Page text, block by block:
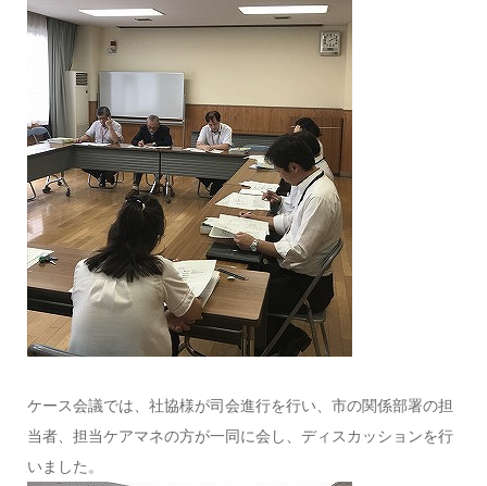
ケース会議では、社協様が司会進行を行い、市の関係部署の担
当者、担当ケアマネの方が一同に会し、ディスカッションを行
いました。